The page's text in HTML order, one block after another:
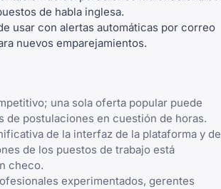
de habla inglesa.
usar con alertas automáticas por correo
nuevos emparejamientos.
una sola oferta popular puede
de postulaciones en cuestión de horas.
de la interfaz de la plataforma y de
de los puestos de trabajo está
checo.
experimentados, gerentes